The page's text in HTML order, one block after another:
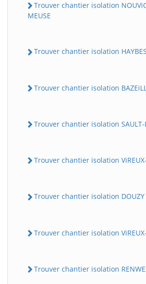
Trouver chantier isolation
MEUSE
Trouver chantier isolation HAYBES
Trouver chantier isolation
Trouver chantier isolation SAULT-
Trouver chantier isolation
Trouver chantier isolation DOUZY
Trouver chantier isolation
Trouver chantier isolation